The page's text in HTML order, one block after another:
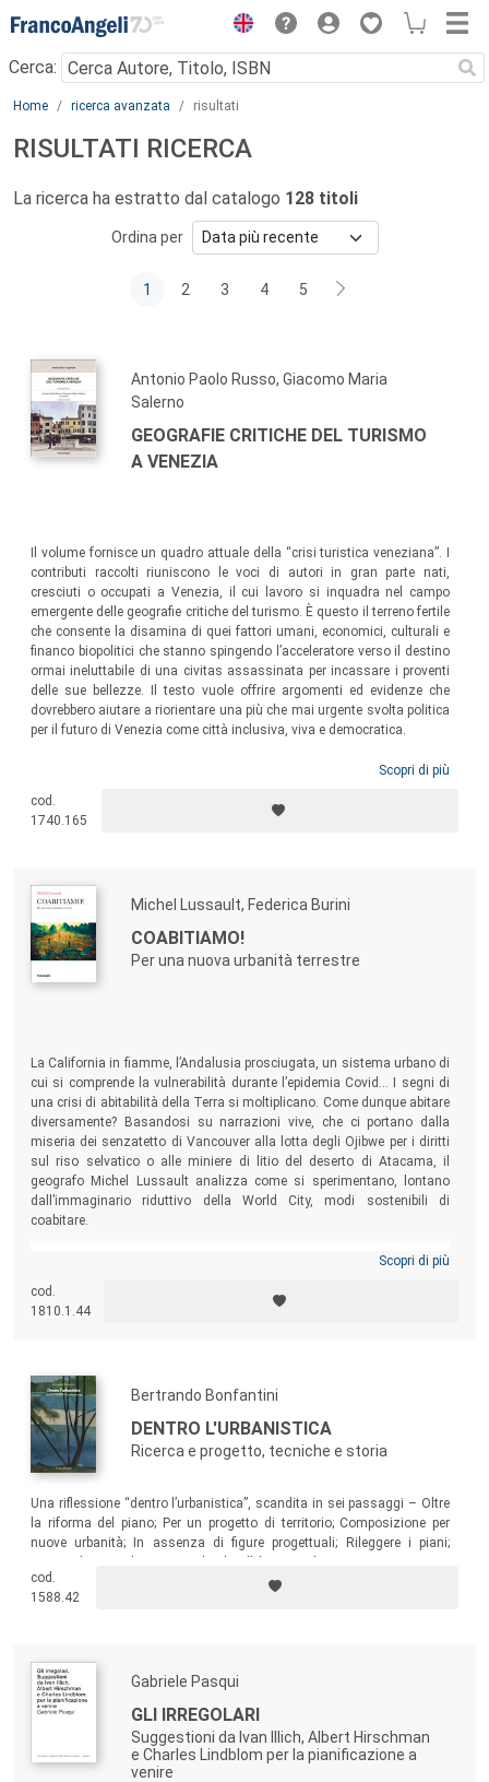
Menu
Cerca:
Main content
Home ricerca avanzata risultati
RISULTATI RICERCA
La ricerca ha estratto dal catalogo 128 titoli
Ordina per
1 2 3 4 5
Antonio Paolo Russo, Giacomo Maria
Salerno
GEOGRAFIE CRITICHE DEL TURISMO
A VENEZIA
Il volume fornisce un quadro attuale della “crisi turistica veneziana”. I
contributi raccolti riuniscono le voci di autori in gran parte nati,
cresciuti o occupati a Venezia, il cui lavoro si inquadra nel campo
emergente delle geografie critiche del turismo. È questo il terreno fertile
che consente la disamina di quei fattori umani, economici, culturali e
financo biopolitici che stanno spingendo l’acceleratore verso il destino
ormai ineluttabile di una civitas assassinata per incassare i proventi
delle sue bellezze. Il testo vuole offrire argomenti ed evidenze che
dovrebbero aiutare a riorientare una più che mai urgente svolta politica
per il futuro di Venezia come città inclusiva, viva e democratica.
Scopri di più
cod.
1740.165
Michel Lussault, Federica Burini
COABITIAMO!
Per una nuova urbanità terrestre
La California in fiamme, l’Andalusia prosciugata, un sistema urbano di
cui si comprende la vulnerabilità durante l’epidemia Covid... I segni di
una crisi di abitabilità della Terra si moltiplicano. Come dunque abitare
diversamente? Basandosi su narrazioni vive, che ci portano dalla
miseria dei senzatetto di Vancouver alla lotta degli Ojibwe per i diritti
sul riso selvatico o alle miniere di litio del deserto di Atacama, il
geografo Michel Lussault analizza come si sperimentano, lontano
dall’immaginario riduttivo della World City, modi sostenibili di
coabitare.
Scopri di più
cod.
1810.1.44
Bertrando Bonfantini
DENTRO L'URBANISTICA
Ricerca e progetto, tecniche e storia
Una riflessione “dentro l’urbanistica”, scandita in sei passaggi – Oltre
la riforma del piano; Per un progetto di territorio; Composizione per
nuove urbanità; In assenza di figure progettuali; Rileggere i piani;
dimensione sostantiva del piano urbanistico, ridando centralità al suo
progetto e alle forme tecniche per praticarlo.
cod.
1588.42
Gabriele Pasqui
GLI IRREGOLARI
Suggestioni da Ivan Illich, Albert Hirschman
e Charles Lindblom per la pianificazione a
venire